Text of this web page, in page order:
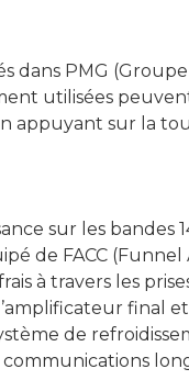
dans PMG
utilisées
appuyant sur la
sur les bandes
de FACC (Funnel
à travers les
final
de
communications